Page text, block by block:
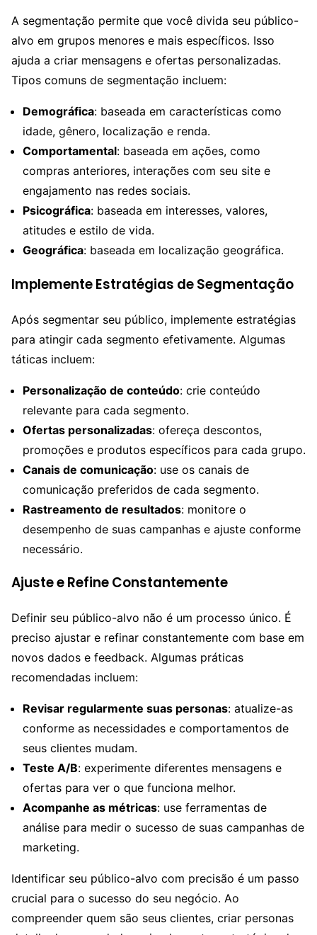
A segmentação permite que você divida seu público-
alvo em grupos menores e mais específicos. Isso
ajuda a criar mensagens e ofertas personalizadas.
Tipos comuns de segmentação incluem:
Demográfica: baseada em características como
idade, gênero, localização e renda.
Comportamental: baseada em ações, como
compras anteriores, interações com seu site e
engajamento nas redes sociais.
Psicográfica: baseada em interesses, valores,
atitudes e estilo de vida.
Geográfica: baseada em localização geográfica.
Implemente Estratégias de Segmentação
Após segmentar seu público, implemente estratégias
para atingir cada segmento efetivamente. Algumas
táticas incluem:
Personalização de conteúdo: crie conteúdo
relevante para cada segmento.
Ofertas personalizadas: ofereça descontos,
promoções e produtos específicos para cada grupo.
Canais de comunicação: use os canais de
comunicação preferidos de cada segmento.
Rastreamento de resultados: monitore o
desempenho de suas campanhas e ajuste conforme
necessário.
Ajuste e Refine Constantemente
Definir seu público-alvo não é um processo único. É
preciso ajustar e refinar constantemente com base em
novos dados e feedback. Algumas práticas
recomendadas incluem:
Revisar regularmente suas personas: atualize-as
conforme as necessidades e comportamentos de
seus clientes mudam.
Teste A/B: experimente diferentes mensagens e
ofertas para ver o que funciona melhor.
Acompanhe as métricas: use ferramentas de
análise para medir o sucesso de suas campanhas de
marketing.
Identificar seu público-alvo com precisão é um passo
crucial para o sucesso do seu negócio. Ao
compreender quem são seus clientes, criar personas